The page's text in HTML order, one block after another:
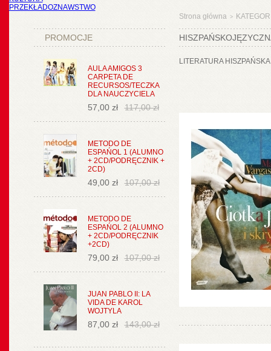
PRZEKŁADOZNAWSTWO
PROMOCJE
AULA AMIGOS 3
CARPETA DE
RECURSOS/TECZKA
DLA NAUCZYCIELA
57,00 zł 117,00 zł
METODO DE
ESPAŃOL 1 (ALUMNO
+ 2CD/PODRĘCZNIK +
2CD)
49,00 zł 107,00 zł
METODO DE
ESPAŃOL 2 (ALUMNO
+ 2CD/PODRĘCZNIK
+2CD)
79,00 zł 107,00 zł
JUAN PABLO II: LA
VIDA DE KAROL
WOJTYLA
87,00 zł 143,00 zł
Strona główna >
LITERATURA